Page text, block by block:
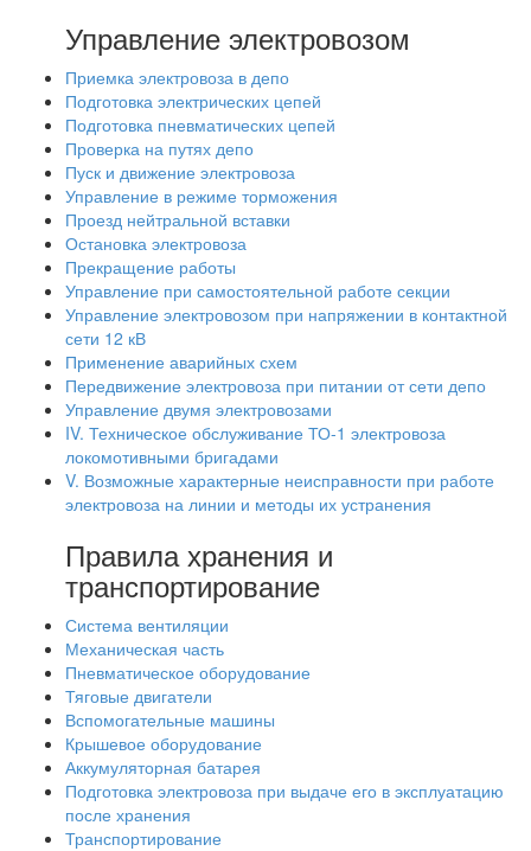
Управление электровозом
Приемка электровоза в депо
Подготовка электрических цепей
Подготовка пневматических цепей
Проверка на путях депо
Пуск и движение электровоза
Управление в режиме торможения
Проезд нейтральной вставки
Остановка электровоза
Прекращение работы
Управление при самостоятельной работе секции
Управление электровозом при напряжении в контактной
сети 12 кВ
Применение аварийных схем
Передвижение электровоза при питании от сети депо
Управление двумя электровозами
IV. Техническое обслуживание ТО-1 электровоза
локомотивными бригадами
V. Возможные характерные неисправности при работе
электровоза на линии и методы их устранения
Правила хранения и
транспортирование
Система вентиляции
Механическая часть
Пневматическое оборудование
Тяговые двигатели
Вспомогательные машины
Крышевое оборудование
Аккумуляторная батарея
Подготовка электровоза при выдаче его в эксплуатацию
после хранения
Транспортирование